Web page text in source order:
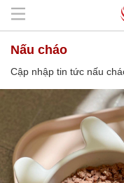
nấu cháo
Cập nhập tin tức nấu